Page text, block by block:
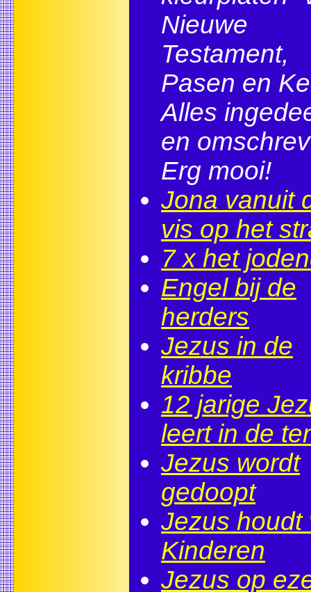
Nieuwe
Testament,
Pasen en
Alles
en
Erg mooi!
Jona vanuit
vis op het
7 x het
Engel bij de
herders
Jezus in de
kribbe
12 jarige
leert in de
Jezus wordt
gedoopt
Jezus houdt
Kinderen
Jezus op